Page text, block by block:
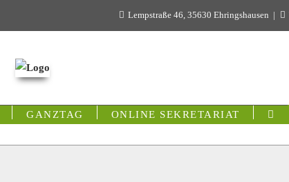
Lempstraße 46, 35630 Ehringshausen
GANZTAG ONLINE SEKRETARIAT